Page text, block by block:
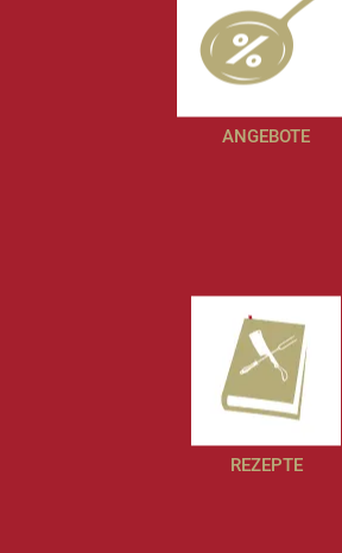
ANGEBOTE
REZEPTE